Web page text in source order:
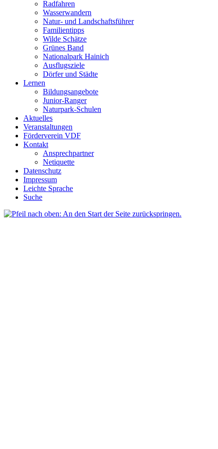
Radfahren
Wasserwandern
Natur- und Landschaftsführer
Familientipps
Wilde Schätze
Grünes Band
Nationalpark Hainich
Ausflugsziele
Dörfer und Städte
Lernen
Bildungsangebote
Junior-Ranger
Naturpark-Schulen
Aktuelles
Veranstaltungen
Förderverein VDF
Kontakt
Ansprechpartner
Netiquette
Datenschutz
Impressum
Leichte Sprache
Suche